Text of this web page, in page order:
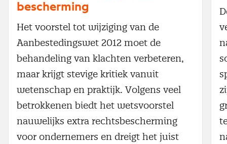
bescherming
Het voorstel tot wijziging van de
Aanbestedingswet 2012 moet de
behandeling van klachten verbeteren,
maar krijgt stevige kritiek vanuit
wetenschap en praktijk. Volgens veel
betrokkenen biedt het wetsvoorstel
nauwelijks extra rechtsbescherming
voor ondernemers en dreigt het juist